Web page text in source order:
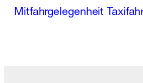
Mitfahrgelegenheit